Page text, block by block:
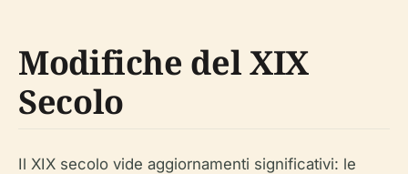
Modifiche del XIX
Secolo
Il XIX secolo vide aggiornamenti significativi: le